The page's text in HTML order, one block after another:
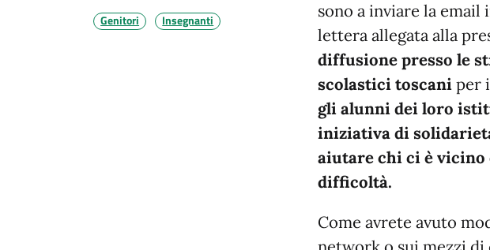
sono a inviare la email
lettera allegata alla
diffusione presso le
scolastici toscaniper
gli alunni dei loro
iniziativa di
aiutare chi ci è vicino
difficoltà.
Come avrete avuto
Genitori
Insegnanti